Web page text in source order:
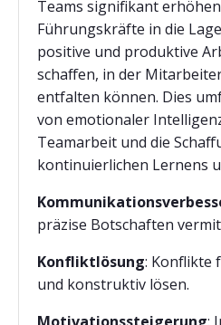
Teams signifikant
Führungskräfte in die
positive und produktive
schaffen, in der
entfalten können. Dies
von emotionaler
Teamarbeit und die
kontinuierlichen Lernens
präzise Botschaften
Konfliktlösung: Konflikte
und konstruktiv lösen.